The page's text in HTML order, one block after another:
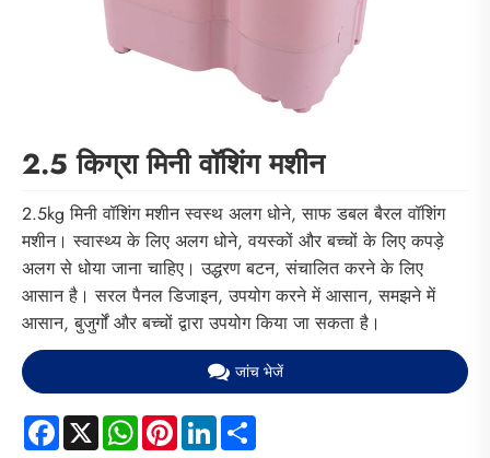
2.5 किग्रा मिनी वॉशिंग मशीन
2.5kg मिनी वॉशिंग मशीन स्वस्थ अलग धोने, साफ डबल बैरल वॉशिंग
मशीन। स्वास्थ्य के लिए अलग धोने, वयस्कों और बच्चों के लिए कपड़े
अलग से धोया जाना चाहिए। उद्धरण बटन, संचालित करने के लिए
आसान है। सरल पैनल डिजाइन, उपयोग करने में आसान, समझने में
आसान, बुजुर्गों और बच्चों द्वारा उपयोग किया जा सकता है।
जांच भेजें
Facebook
X WhatsApp
PinterestLinkedIn